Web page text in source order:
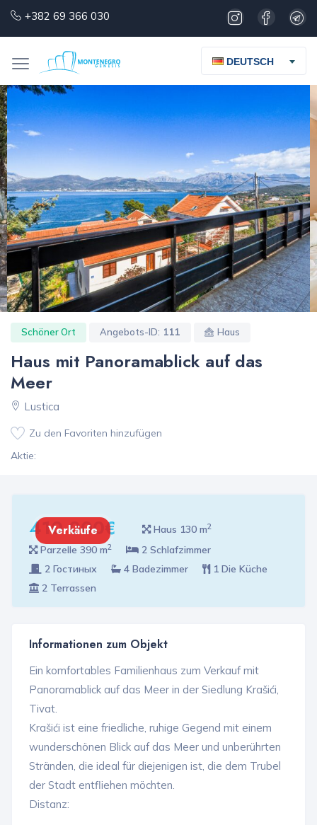
+382 69 366 030
DEUTSCH
Schöner Ort Angebots-ID: 111 Haus
Haus mit Panoramablick auf das
Meer
Lustica
Zu den Favoriten hinzufügen
Aktie:
410 000€
Verkäufe Haus 130 m2
Parzelle 390 m2
2 Schlafzimmer
2 Гостиных
4 Badezimmer
1 Die Küche
2 Terrassen
Informationen zum Objekt
Ein komfortables Familienhaus zum Verkauf mit
Panoramablick auf das Meer in der Siedlung Krašići,
Tivat.
Krašići ist eine friedliche, ruhige Gegend mit einem
wunderschönen Blick auf das Meer und unberührten
Stränden, die ideal für diejenigen ist, die dem Trubel
der Stadt entfliehen möchten.
Distanz: